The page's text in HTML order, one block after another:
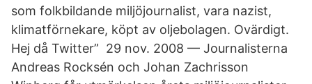
som folkbildande miljöjournalist, vara nazist,
klimatförnekare, köpt av oljebolagen. Ovärdigt.
Hej då Twitter” 29 nov. 2008 — Journalisterna
Andreas Rocksén och Johan Zachrisson